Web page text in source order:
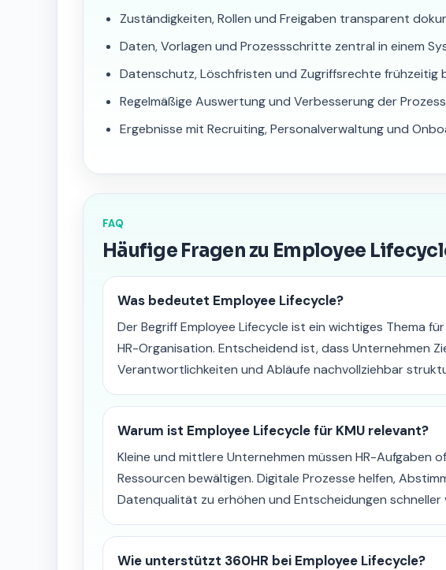
Zuständigkeiten, Rollen und Freigaben transparent
Daten, Vorlagen und Prozessschritte zentral in einem
Datenschutz, Löschfristen und Zugriffsrechte frühzeitig
Regelmäßige Auswertung und Verbesserung der
Ergebnisse mit Recruiting, Personalverwaltung und
FAQ
Häufige Fragen zu Employee
Was bedeutet Employee Lifecycle?
Der Begriff Employee Lifecycle ist ein wichtiges Thema
HR-Organisation. Entscheidend ist, dass Unternehmen
Verantwortlichkeiten und Abläufe nachvollziehbar
Warum ist Employee Lifecycle für KMU relevant?
Kleine und mittlere Unternehmen müssen HR-Aufgaben
Ressourcen bewältigen. Digitale Prozesse helfen,
Datenqualität zu erhöhen und Entscheidungen schneller
Wie unterstützt 360HR bei Employee Lifecycle?